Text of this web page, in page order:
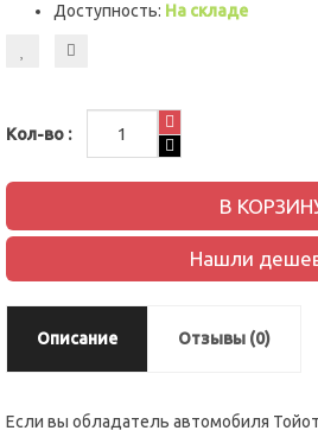
Доступность: На складе
Кол-во :
В
Нашли
Описание Отзывы (0)
Если вы обладатель автомобиля